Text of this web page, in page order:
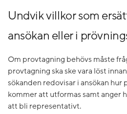
Undvik villkor som
ansökan eller i
Om provtagning behövs måste
provtagning ska ske vara löst
sökanden redovisar i ansökan
kommer att utformas samt anger
att bli representativt.